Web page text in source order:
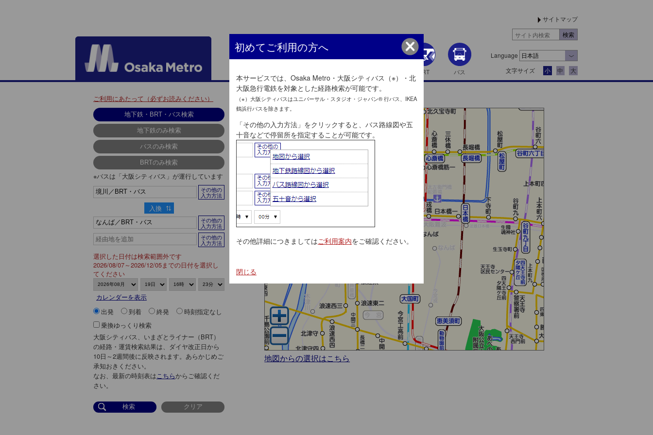
BRT バス
サイトマップ
Language
文字サイズ
小 中 大
ご利用にあたって（必ずお読みください）
※バスは「大阪シティバス」が運行しています
その他の
入力方法
入換
その他の
入力方法
その他の
入力方法
選択した日付は検索範囲外です
2026/08/07～2026/12/05までの日付を選択し
てください
カレンダーを表示
出発
到着 終発
時刻指定なし
乗換ゆっくり検索
大阪シティバス、いまざとライナー（BRT）
の経路・運賃検索結果は、ダイヤ改正日から
10日～2週間後に反映されます。あらかじめご
承知おきください。
なお、最新の時刻表はこちらからご確認くだ
さい。
地図からの選択はこちら
初めてご利用の方へ
本サービスでは、Osaka Metro・大阪シティバス（※）・北
大阪急行電鉄を対象とした経路検索が可能です。
（※）大阪シティバスはユニバーサル・スタジオ・ジャパン® 行バス、IKEA
鶴浜行バスを除きます。
「その他の入力方法」をクリックすると、バス路線図や五
十音などで停留所を指定することが可能です。
その他詳細につきましてはご利用案内をご確認ください。
閉じる